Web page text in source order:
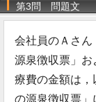
第3問 問題文
会社員のＡさ
源泉徴収票」お
療費の金額は
の源泉徴収票」